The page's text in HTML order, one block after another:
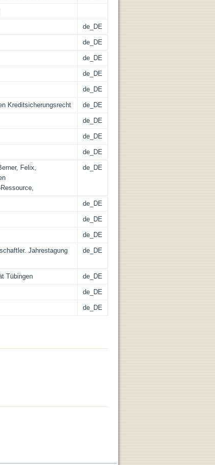
de_DE
de_DE
de_DE
de_DE
de_DE
Kreditsicherungsrecht de_DE
de_DE
de_DE
de_DE
Felix,
de_DE
de_DE
de_DE
de_DE
Jahrestagung
de_DE
Tübingen de_DE
de_DE
de_DE